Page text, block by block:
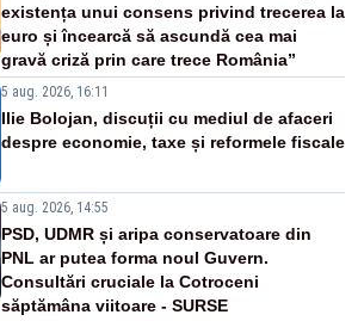
existența unui consens privind trecerea la
euro și încearcă să ascundă cea mai
gravă criză prin care trece România”
5 aug. 2026, 16:11
Ilie Bolojan, discuții cu mediul de afaceri
despre economie, taxe și reformele fiscale
5 aug. 2026, 14:55
PSD, UDMR și aripa conservatoare din
PNL ar putea forma noul Guvern.
Consultări cruciale la Cotroceni
săptămâna viitoare - SURSE